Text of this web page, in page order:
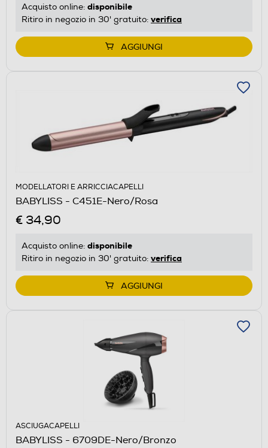
Acquisto online: disponibile
Ritiro in negozio in 30' gratuito: verifica
AGGIUNGI
MODELLATORI E ARRICCIACAPELLI
BABYLISS - C451E-Nero/Rosa
€ 34,90
Acquisto online: disponibile
Ritiro in negozio in 30' gratuito: verifica
AGGIUNGI
ASCIUGACAPELLI
BABYLISS - 6709DE-Nero/Bronzo